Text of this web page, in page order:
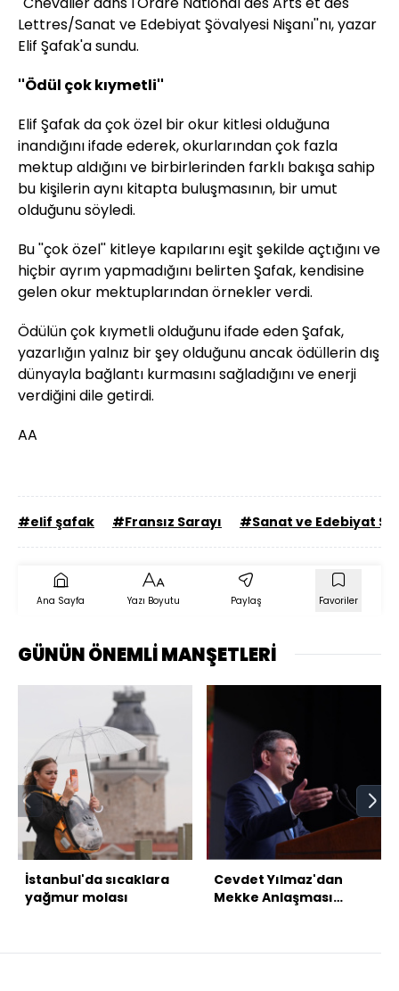
Lettres/Sanat ve Edebiyat Şövalyesi Nişanı''nı, yazar
Elif Şafak'a sundu.
''Ödül çok kıymetli''
Elif Şafak da çok özel bir okur kitlesi olduğuna
inandığını ifade ederek, okurlarından çok fazla
mektup aldığını ve birbirlerinden farklı bakışa sahip
bu kişilerin aynı kitapta buluşmasının, bir umut
olduğunu söyledi.
Bu ''çok özel'' kitleye kapılarını eşit şekilde açtığını ve
hiçbir ayrım yapmadığını belirten Şafak, kendisine
gelen okur mektuplarından örnekler verdi.
Ödülün çok kıymetli olduğunu ifade eden Şafak,
yazarlığın yalnız bir şey olduğunu ancak ödüllerin dış
dünyayla bağlantı kurmasını sağladığını ve enerji
verdiğini dile getirdi.
AA
#elif şafak #Fransız Sarayı #Sanat ve Edebiyat
Ana Sayfa Yazı Boyutu Paylaş Favoriler
GÜNÜN ÖNEMLİ MANŞETLERİ
İstanbul'da sıcaklara
yağmur molası
Cevdet Yılmaz'dan
Mekke Anlaşması